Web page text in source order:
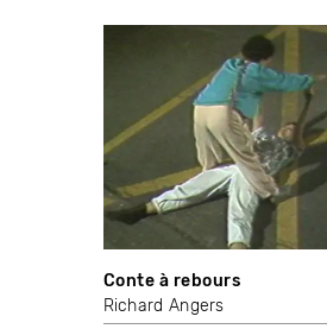
Conte à rebours
Richard Angers